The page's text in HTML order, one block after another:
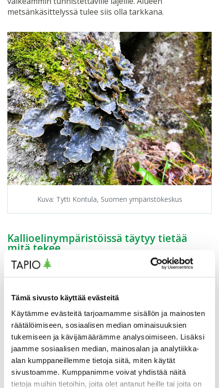
Tämä sivusto käyttää evästeitä
Käytämme evästeitä tarjoamamme sisällön ja mainosten
räätälöimiseen, sosiaalisen median ominaisuuksien
tukemiseen ja kävijämäärämme analysoimiseen. Lisäksi
jaamme sosiaalisen median, mainosalan ja analytiikka-
alan kumppaneillemme tietoja siitä, miten käytät
sivustoamme. Kumppanimme voivat yhdistää näitä
tietoja muihin tietoihin, joita olet antanut heille tai joita on
metsänkäsittelyssä tulee siis olla tarkkana.
Kuva: Tytti Kontula, Suomen ympäristökeskus
Kallioelinympäristöissä täytyy tietää
mitä tekee
Kun arvokas kohde on tunnistettu, tulee silloin miettiä
tätä läpi sekä kalliojyrkänteiden, että kalliometsien
osalta. Esimerkiksi metsätalouden toimenpiteissä
metsäisten kalliokohteiden vanhat, lahot ja kuolleet
puut sekä lehtipuusto tulisi säästää.
Kalliometsämosaiikeissa säästöpuustoa on
suositeltavaa kohdentaa kallioalueille. Luonnonhoidon
menetelmien oikea kohdentaminen hyödyttää myös
metsänomistajan kukkaroa.